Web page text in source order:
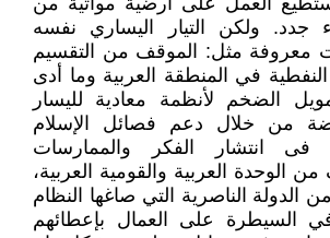
ولكن التيار اليساري نفسه
معروفة مثل: الموقف من التقسيم
النفطية في المنطقة العربية وما أدى
الضخم لأنظمة معادية لليسار
من خلال دعم فصائل الإسلام
فى انتشار الفكر والممارسات
الوحدة العربية والقومية العربية،
الدولة الناصرية التي صاغها النظام
السيطرة على العمال بإعطائهم